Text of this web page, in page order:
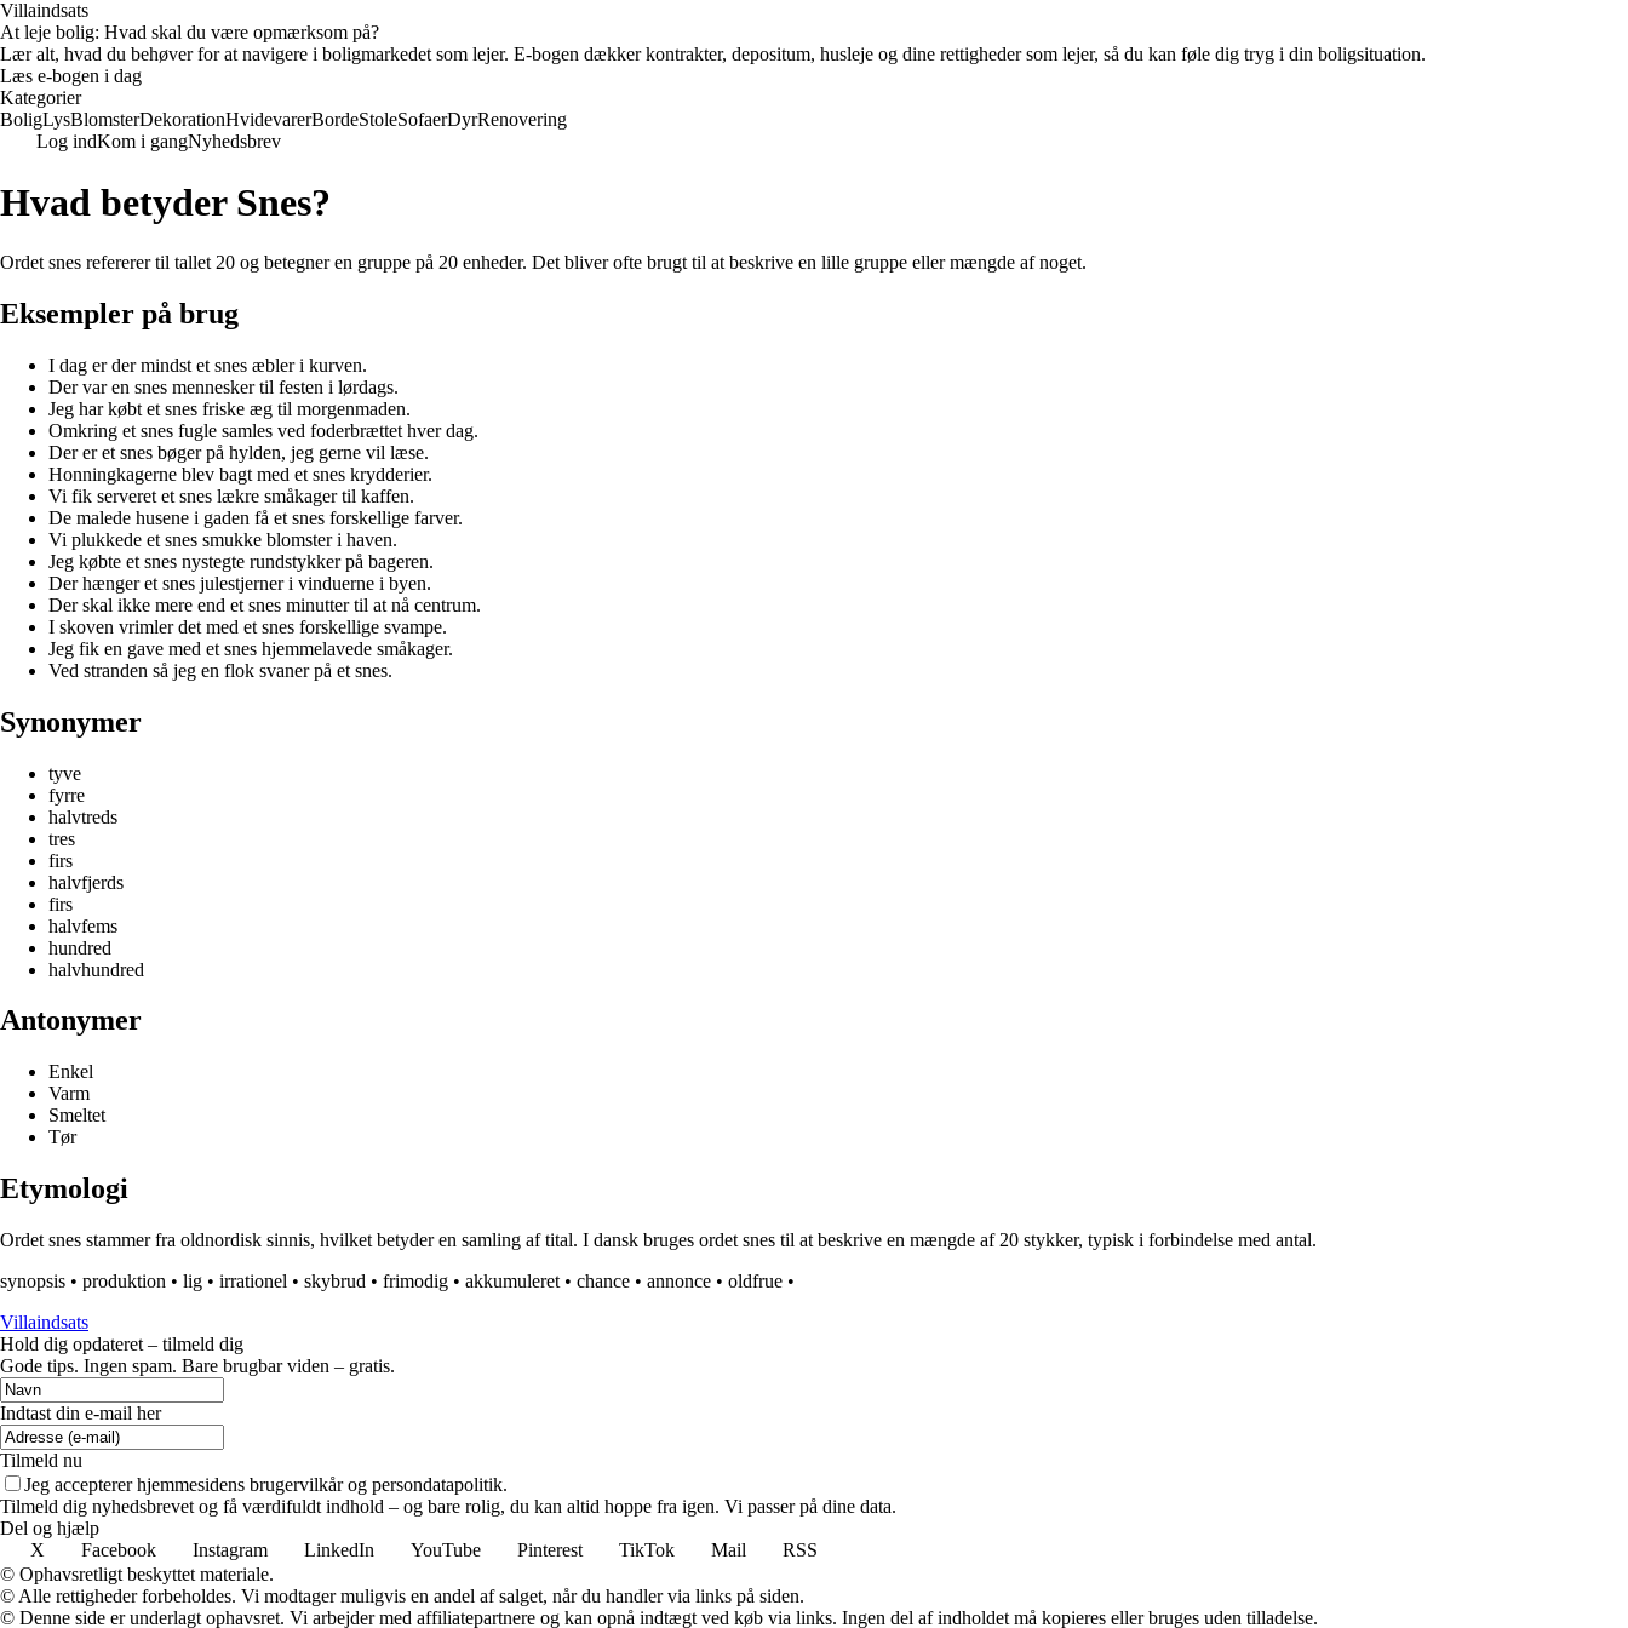
Villaindsats
At leje bolig: Hvad skal du være opmærksom på?
Lær alt, hvad du behøver for at navigere i boligmarkedet som lejer. E-bogen dækker kontrakter, depositum, husleje og dine rettigheder som lejer, så du kan føle dig tryg i din boligsituation.
Læs e-bogen i dag
Kategorier
BoligLysBlomsterDekorationHvidevarerBordeStoleSofaerDyrRenovering
Log indKom i gangNyhedsbrev
Hvad betyder Snes?
Ordet snes refererer til tallet 20 og betegner en gruppe på 20 enheder. Det bliver ofte brugt til at beskrive en lille gruppe eller mængde af noget.
Eksempler på brug
I dag er der mindst et snes æbler i kurven.
Der var en snes mennesker til festen i lørdags.
Jeg har købt et snes friske æg til morgenmaden.
Omkring et snes fugle samles ved foderbrættet hver dag.
Der er et snes bøger på hylden, jeg gerne vil læse.
Honningkagerne blev bagt med et snes krydderier.
Vi fik serveret et snes lækre småkager til kaffen.
De malede husene i gaden få et snes forskellige farver.
Vi plukkede et snes smukke blomster i haven.
Jeg købte et snes nystegte rundstykker på bageren.
Der hænger et snes julestjerner i vinduerne i byen.
Der skal ikke mere end et snes minutter til at nå centrum.
I skoven vrimler det med et snes forskellige svampe.
Jeg fik en gave med et snes hjemmelavede småkager.
Ved stranden så jeg en flok svaner på et snes.
Synonymer
tyve
fyrre
halvtreds
tres
firs
halvfjerds
firs
halvfems
hundred
halvhundred
Antonymer
Enkel
Varm
Smeltet
Tør
Etymologi
Ordet snes stammer fra oldnordisk sinnis, hvilket betyder en samling af tital. I dansk bruges ordet snes til at beskrive en mængde af 20 stykker, typisk i forbindelse med antal.
synopsis • produktion • lig • irrationel • skybrud • frimodig • akkumuleret • chance • annonce • oldfrue •
Villaindsats
Hold dig opdateret – tilmeld dig
Gode tips. Ingen spam. Bare brugbar viden – gratis.
Indtast din e-mail her
Tilmeld nu
Jeg accepterer hjemmesidens brugervilkår og persondatapolitik.
Tilmeld dig nyhedsbrevet og få værdifuldt indhold – og bare rolig, du kan altid hoppe fra igen. Vi passer på dine data.
Del og hjælp
X
Facebook Instagram LinkedIn YouTube Pinterest TikTok Mail
RSS
© Ophavsretligt beskyttet materiale.
© Alle rettigheder forbeholdes. Vi modtager muligvis en andel af salget, når du handler via links på siden.
© Denne side er underlagt ophavsret. Vi arbejder med affiliatepartnere og kan opnå indtægt ved køb via links. Ingen del af indholdet må kopieres eller bruges uden tilladelse.